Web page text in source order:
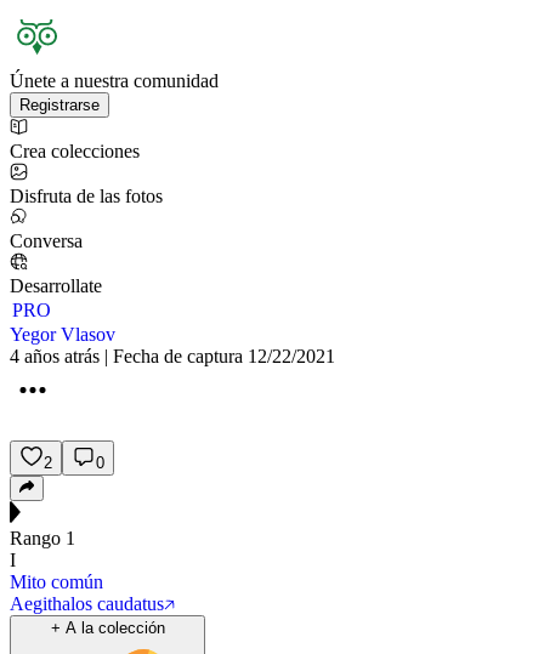
Únete a nuestra comunidad
Registrarse
Crea colecciones
Disfruta de las fotos
Conversa
Desarrollate
PRO
Yegor Vlasov
4 años atrás | Fecha de captura 12/22/2021
2 0
Rango 1
I
Mito común
Aegithalos caudatus
+ A la colección